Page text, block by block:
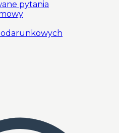
pytania